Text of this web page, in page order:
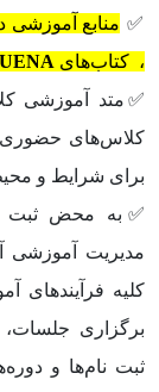
✅ منابع آموزشی
، کتاب‌های
✅متد آموزشی
کلاس‌های حضوری
برای شرایط و
✅به محض ثبت
مدیریت آموزشی
کلیه فرآیندهای
برگزاری
ثبت نام‌ها و